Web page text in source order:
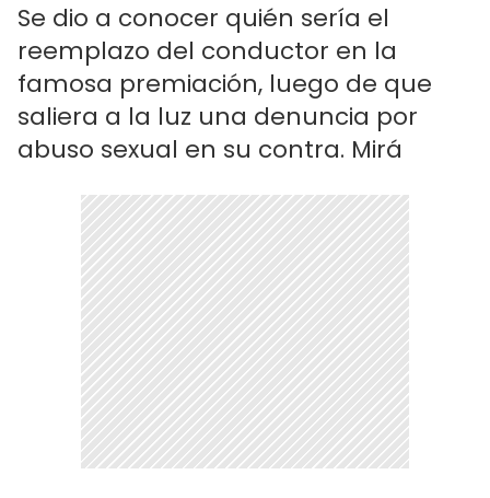
Se dio a conocer quién sería el
reemplazo del conductor en la
famosa premiación, luego de que
saliera a la luz una denuncia por
abuso sexual en su contra. Mirá